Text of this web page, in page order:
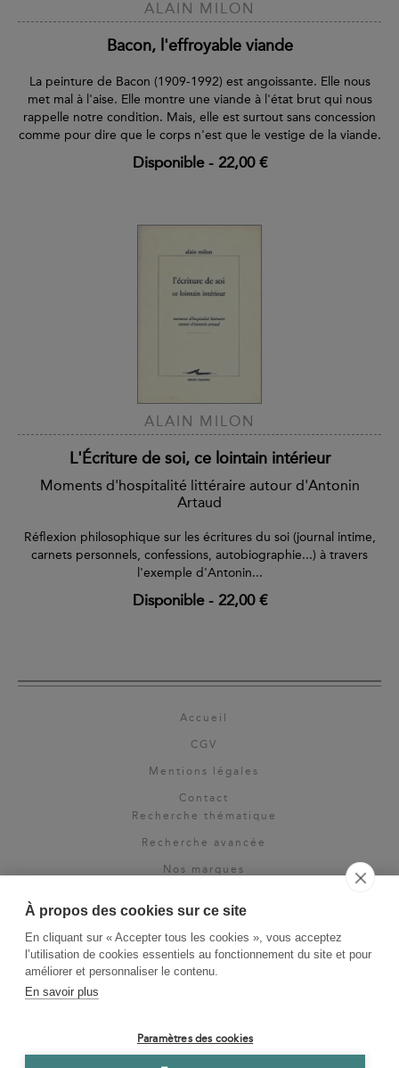
À propos des cookies sur ce site
En cliquant sur « Accepter tous les cookies », vous acceptez
l’utilisation de cookies essentiels au fonctionnement du site et pour
améliorer et personnaliser le contenu.
En savoir plus
Paramètres des cookies
ALAIN MILON
Bacon, l'effroyable viande
La peinture de Bacon (1909-1992) est angoissante. Elle nous
met mal à l'aise. Elle montre une viande à l'état brut qui nous
rappelle notre condition. Mais, elle est surtout sans concession
comme pour dire que le corps n'est que le vestige de la viande.
Disponible- 22,00 €
ALAIN MILON
L'Écriture de soi, ce lointain intérieur
Moments d'hospitalité littéraire autour d'Antonin
Artaud
Réflexion philosophique sur les écritures du soi (journal intime,
carnets personnels, confessions, autobiographie...) à travers
l'exemple d'Antonin...
Disponible- 22,00 €
Accueil
CGV
Mentions légales
Contact
Recherche thématique
Recherche avancée
Nos marques
Espace pro
Newsletter
La Vie des Classiques